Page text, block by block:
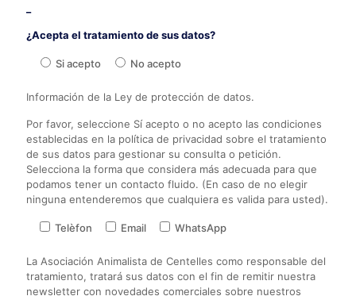
¿Acepta el tratamiento de sus datos?
Si acepto No acepto
Información de la Ley de protección de datos.
Por favor, seleccione Sí acepto o no acepto las condiciones
establecidas en la política de privacidad sobre el tratamiento
de sus datos para gestionar su consulta o petición.
Selecciona la forma que considera más adecuada para que
podamos tener un contacto fluido. (En caso de no elegir
ninguna entenderemos que cualquiera es valida para usted).
Telèfon Email WhatsApp
La Asociación Animalista de Centelles como responsable del
tratamiento, tratará sus datos con el fin de remitir nuestra
newsletter con novedades comerciales sobre nuestros